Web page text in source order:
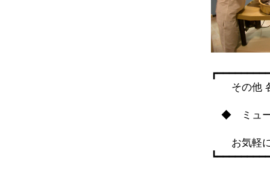
その他 各
◆ ミュ
お気軽に